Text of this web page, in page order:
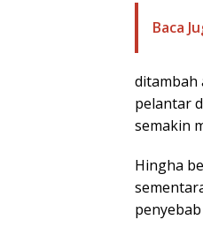
Baca
ditambah
pelantar
semakin
Hingha